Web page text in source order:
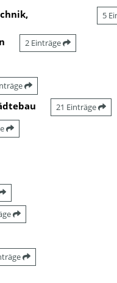
5
2 Einträge
21 Einträge